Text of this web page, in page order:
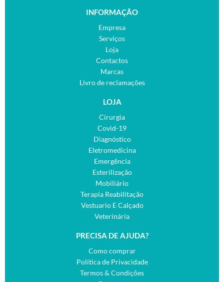
INFORMAÇÃO
Empresa
Serviços
Loja
Contactos
Marcas
Livro de reclamações
LOJA
Cirurgia
Covid-19
Diagnóstico
Eletromedicina
Emergência
Esterilização
Mobiliário
Terapia Reabilitação
Vestuario E Calçado
Veterinária
PRECISA DE AJUDA?
Como comprar
Política de Privacidade
Termos & Condições